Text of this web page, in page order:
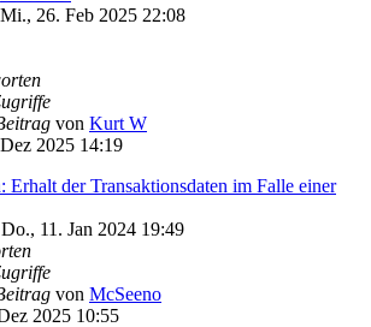
Mi., 26. Feb 2025 22:08
von Kurt W
2025 14:19
Erhalt der Transaktionsdaten im Falle einer
Do., 11. Jan 2024 19:49
von McSeeno
2025 10:55